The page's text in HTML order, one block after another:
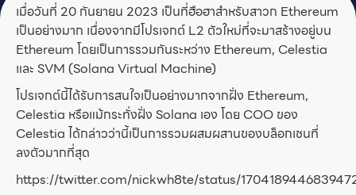
เมื่อวันที่ 20 กันยายน 2023 เป็นที่ฮือฮาสำหรับสาวก Ethereum
เป็นอย่างมาก เนื่องจากมีโปรเจกต์ L2 ตัวใหม่ที่จะมาสร้างอยู่บน
Ethereum โดยเป็นการรวมกันระหว่าง Ethereum, Celestia
และ SVM (Solana Virtual Machine)
โปรเจกต์นี้ได้รับการสนใจเป็นอย่างมากจากฝั่ง Ethereum,
Celestia หรือแม้กระทั่งฝั่ง Solana เอง โดย COO ของ
Celestia ได้กล่าวว่านี้เป็นการรวมผสมผสานของบล็อกเชนที่
ลงตัวมากที่สุด
https://twitter.com/nickwh8te/status/